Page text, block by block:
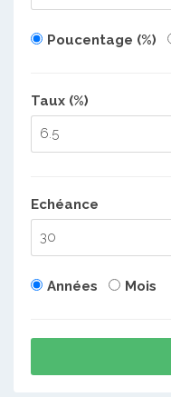
Poucentage (%)
Taux (%)
Echéance
Années Mois